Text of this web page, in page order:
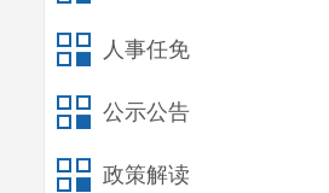
人事任免
公示公告
政策解读